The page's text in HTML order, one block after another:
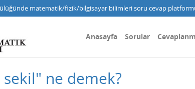
matematik/fizik/bilgisayar bilimleri soru cevap
Anasayfa Sorular
sekil" ne demek?